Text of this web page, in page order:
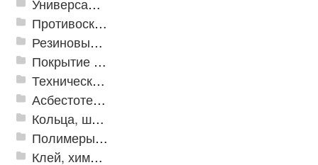
Универсальные модульные покрытия
Противоскользящая защита для лестниц, профили, ленты
Резиновые и ПВХ дорожки
Покрытие из резиновой крошки
Техническая резина
Асбестотехнические и теплоизоляционные материалы
Кольца, шайбы, манжеты
Полимеры и пластики
Клей, химия, сопутствующие товары